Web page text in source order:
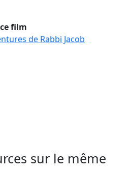
film
de Rabbi Jacob
sur le même